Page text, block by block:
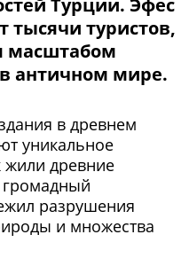
Турции. Эфес
туристов,
масштабом
в античном мире.
в древнем
уникальное
жили древние
громадный
разрушения
и множества